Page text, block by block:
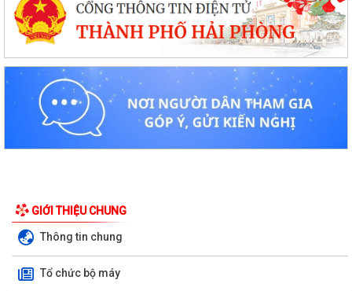
GIỚI THIỆU CHUNG
Thông tin chung
Tổ chức bộ máy